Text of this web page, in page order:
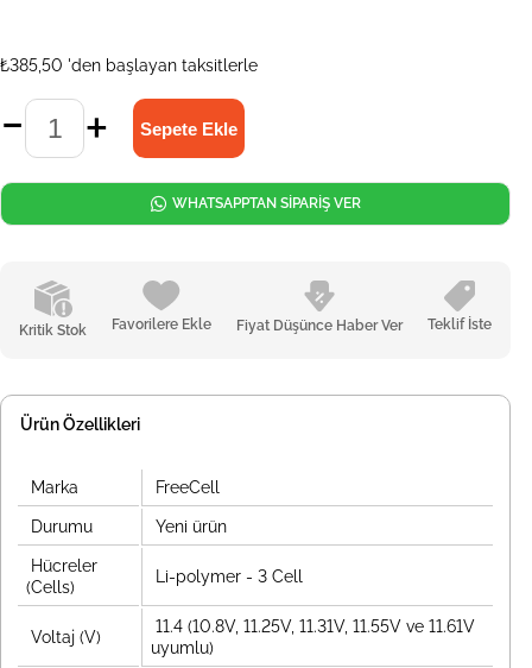
₺385,50 'den başlayan taksitlerle
Kritik Stok Favorilere Ekle Fiyat Düşünce Haber Ver Teklif İste
WHATSAPPTAN SİPARİŞ VER
Ürün Özellikleri
Marka FreeCell
Durumu Yeni ürün
Hücreler
(Cells)
Li-polymer - 3 Cell
Voltaj (V)
11.4 (10.8V, 11.25V, 11.31V, 11.55V ve 11.61V
uyumlu)